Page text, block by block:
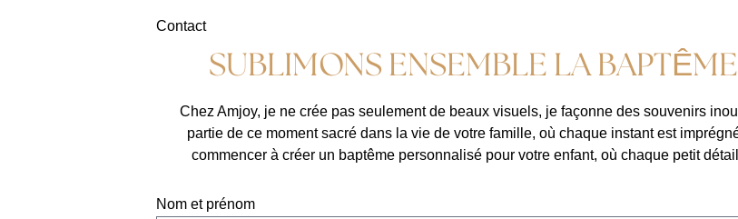
Contact
SUBLIMONS ENSEMBLE LA
Chez Amjoy, je ne crée pas seulement de beaux visuels, je façonne des souvenirs
partie de ce moment sacré dans la vie de votre famille, où chaque instant est
commencer à créer un baptême personnalisé pour votre enfant, où chaque petit
Nom et prénom